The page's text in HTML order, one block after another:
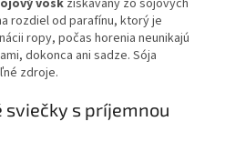
rozdiel od parafínu, ktorý je
ropy, počas horenia neunikajú
dokonca ani sadze. Sója
zdroje.
s príjemnou